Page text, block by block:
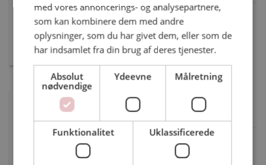
Ansat: Kommunal
Tlf.: 22520636
daniel.birkkjaer9636@gmail.com
Michael Dollerup Møller
Tillidsmand
Ansat: Kommunal
med vores annoncerings- og analysepartnere,
som kan kombinere dem med andre
oplysninger, som du har givet dem, eller som de
har indsamlet fra din brug af deres tjenester.
Absolut
nødvendige
Ydeevne Målretning
Funktionalitet Uklassificerede